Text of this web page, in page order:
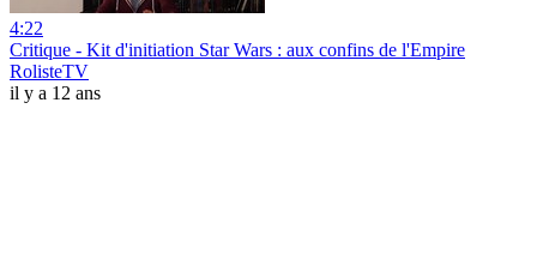
4:22
Critique - Kit d'initiation Star Wars : aux confins de l'Empire
RolisteTV
il y a 12 ans